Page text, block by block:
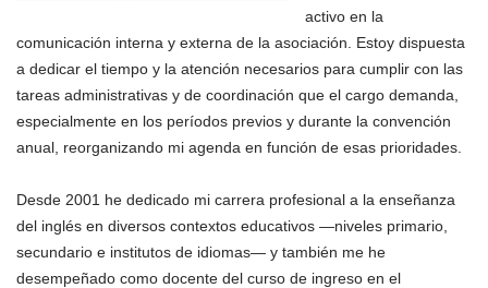
activo en la
comunicación interna y externa de la asociación. Estoy dispuesta
a dedicar el tiempo y la atención necesarios para cumplir con las
tareas administrativas y de coordinación que el cargo demanda,
especialmente en los períodos previos y durante la convención
anual, reorganizando mi agenda en función de esas prioridades.
Desde 2001 he dedicado mi carrera profesional a la enseñanza
del inglés en diversos contextos educativos —niveles primario,
secundario e institutos de idiomas— y también me he
desempeñado como docente del curso de ingreso en el